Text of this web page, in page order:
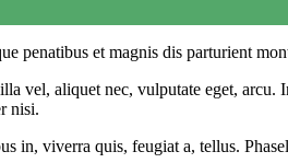
penatibus et magnis dis parturient
vel, aliquet nec, vulputate eget, arcu.
nisi.
in, viverra quis, feugiat a, tellus.